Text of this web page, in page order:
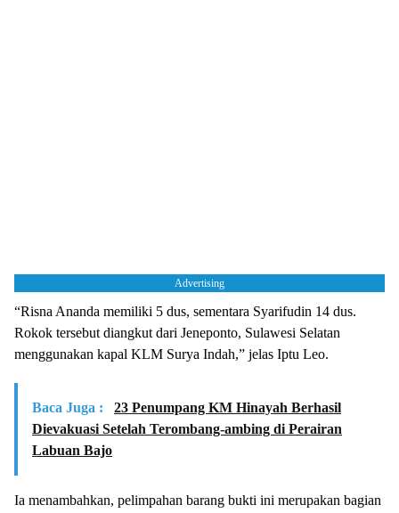
Advertising
“Risna Ananda memiliki 5 dus, sementara Syarifudin 14 dus.
Rokok tersebut diangkut dari Jeneponto, Sulawesi Selatan
menggunakan kapal KLM Surya Indah,” jelas Iptu Leo.
Baca Juga :
23 Penumpang KM Hinayah Berhasil
Dievakuasi Setelah Terombang-ambing di Perairan
Labuan Bajo
Ia menambahkan, pelimpahan barang bukti ini merupakan bagian